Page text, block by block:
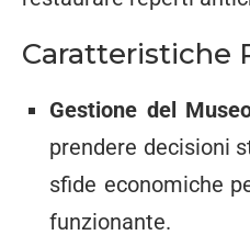
Caratteristiche
Gestione del
prendere decisioni
sfide economiche
funzionante.